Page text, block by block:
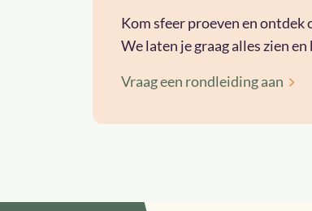
Kom sfeer proeven en ontdek
We laten je graag alles zien
Vraag een rondleiding aan